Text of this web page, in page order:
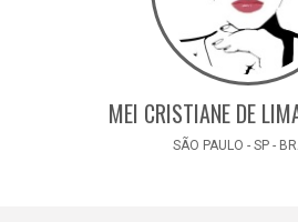
MEI CRISTIANE DE
SÃO PAULO - SP -